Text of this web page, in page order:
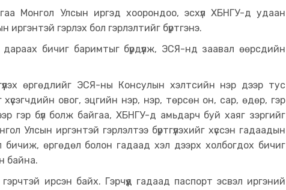
Монгол Улсын иргэд хоорондоо, эсхүл ХБНГУ-д удаан
гэрлэх бол гэрлэлтийг бүртгэнэ.
дараах бичиг баримтыг бүрдүүлж, ЭСЯ-нд заавал өөрсдийн
өргөдлийг ЭСЯ-ны Консулын хэлтсийн нэр дээр тус
овог, эцгийн нэр, нэр, төрсөн он, сар, өдөр, гэр
гэр бүл болж байгаа, ХБНГУ-д амьдарч буй хаяг зэргийг
Улсын иргэнтэй гэрлэлтээ бүртгүүлэхийг хүссэн гадаадын
бичиж, өргөдөл болон гадаад хэл дээрх холбогдох бичиг
байна.
ирсэн байх. Гэрчүүд гадаад паспорт эсвэл иргэний